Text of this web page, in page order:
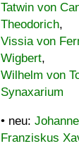
Tatwin von
Theodorich,
Vissia von
Wigbert,
Wilhelm von
Synaxarium
• neu:
Franziskus